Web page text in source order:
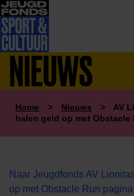
NIEUWS
Home > Nieuws >
AV
halen geld op met Obstacle
Naar Jeugdfonds AV
op met Obstacle Run pagina